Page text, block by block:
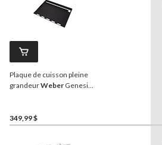
Plaque de cuisson pleine
grandeurWeber Genesis,
349,99 $